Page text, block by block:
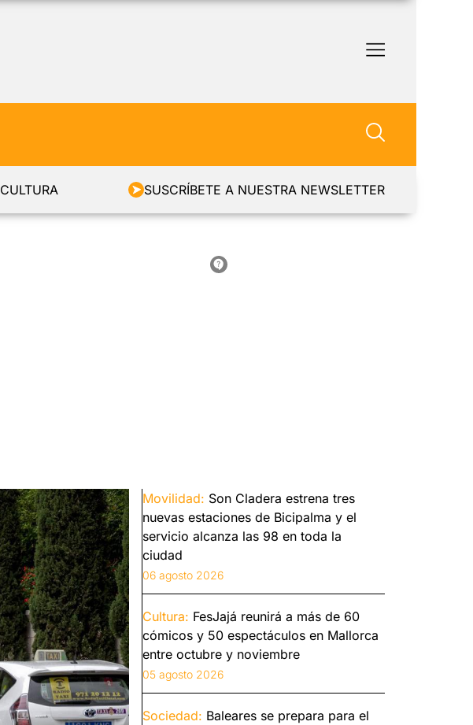
CULTURA SUSCRÍBETE A NUESTRA NEWSLETTER
Movilidad: Son Cladera estrena tres
nuevas estaciones de Bicipalma y el
servicio alcanza las 98 en toda la
ciudad
06 agosto 2026
Cultura: FesJajá reunirá a más de 60
cómicos y 50 espectáculos en Mallorca
entre octubre y noviembre
05 agosto 2026
Sociedad: Baleares se prepara para el